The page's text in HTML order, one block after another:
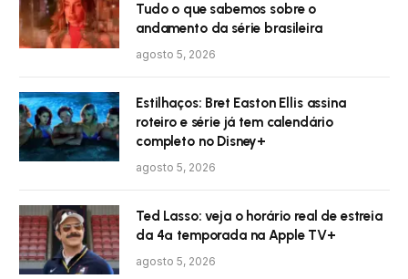
Tudo o que sabemos sobre o
andamento da série brasileira
agosto 5, 2026
Estilhaços: Bret Easton Ellis assina
roteiro e série já tem calendário
completo no Disney+
agosto 5, 2026
Ted Lasso: veja o horário real de estreia
da 4ª temporada na Apple TV+
agosto 5, 2026